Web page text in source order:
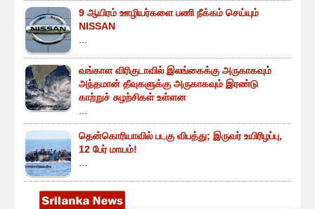
9 ஆயிரம் ஊழியர்களை பணி நீக்கம் செய்யும்
NISSAN
...
வங்காள விரிகுடாவில் இலங்கைக்கு அருகாகவும்
அந்தமான் தீவுகளுக்கு அருகாகவும் இரண்டு
காற்றுச் சுழற்சிகள் உள்ளன
...
தென்கொரியாவில் படகு விபத்து; இருவர் உயிரிழப்பு,
12 பேர் மாயம்!
...